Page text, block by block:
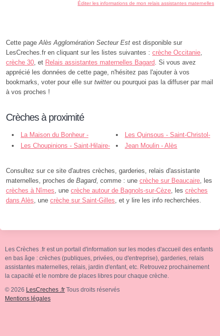
Éditer les informations de mon relais assistantes maternelles
Cette pageAlès Agglomération Secteur Est est disponible sur
LesCreches.fr en cliquant sur les listes suivantes : crèche Occitanie,
crèche 30, et Relais assistantes maternelles Bagard. Si vous avez
apprécié les données de cette page, n'hésitez pas l'ajouter à vos
bookmarks, voter pour elle sur twitterou pourquoi pas la diffuser par mail
à vos proches !
Crèches à proximité
La Maison du Bonheur -
Bagard
Les Quinsous - Saint-Christol-
lez-Alès
Les Choupinions - Saint-Hilaire-
Jean Moulin - Alès
Consultez sur ce site d'autres crèches, garderies, relais d'assistante
maternelles, proches de Bagard, comme : une crèche sur Beaucaire, les
crèches à Nîmes, une crèche autour de Bagnols-sur-Cèze, les crèches
dans Alès, une crèche sur Saint-Gilles, et y lire les info recherchées.
Les Crèches .fr est un portail d'information sur les modes d'accueil des enfants
en bas âge : crèches (publiques, privées, ou d'entreprise), garderies, relais
assistantes maternelles, relais, jardin d'enfant, etc. Retrouvez prochainement
la capacité et le nombre de places libres pour chaque crèche.
© 2026 LesCreches .fr Tous droits réservés
Mentions légales